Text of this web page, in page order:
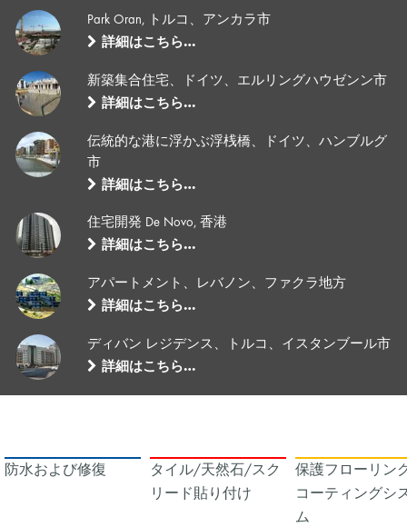
Park Oran, トルコ、アンカラ市
詳細はこちら…
新築集合住宅、ドイツ、エルリングハウゼンン市
詳細はこちら…
伝統的な港に浮かぶ浮桟橋、ドイツ、ハンブルグ
市
詳細はこちら…
住宅開発 De Novo, 香港
詳細はこちら…
アパートメント、レバノン、ファクラ地方
詳細はこちら…
ディバン レジデンス、トルコ、イスタンブール市
詳細はこちら…
防水および修復
タイル/天然石/スク
リード貼り付け
保護フローリン
コーティングシ
ム